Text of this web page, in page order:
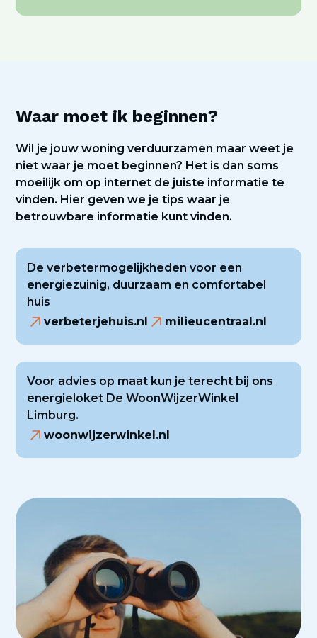
Waar moet ik beginnen?
Wil je jouw woning verduurzamen maar weet je
niet waar je moet beginnen? Het is dan soms
moeilijk om op internet de juiste informatie te
vinden. Hier geven we je tips waar je
betrouwbare informatie kunt vinden.
De verbetermogelijkheden voor een
energiezuinig, duurzaam en comfortabel
huis
verbeterjehuis.nl
milieucentraal.nl
Voor advies op maat kun je terecht bij ons
energieloket De WoonWijzerWinkel
Limburg.
woonwijzerwinkel.nl